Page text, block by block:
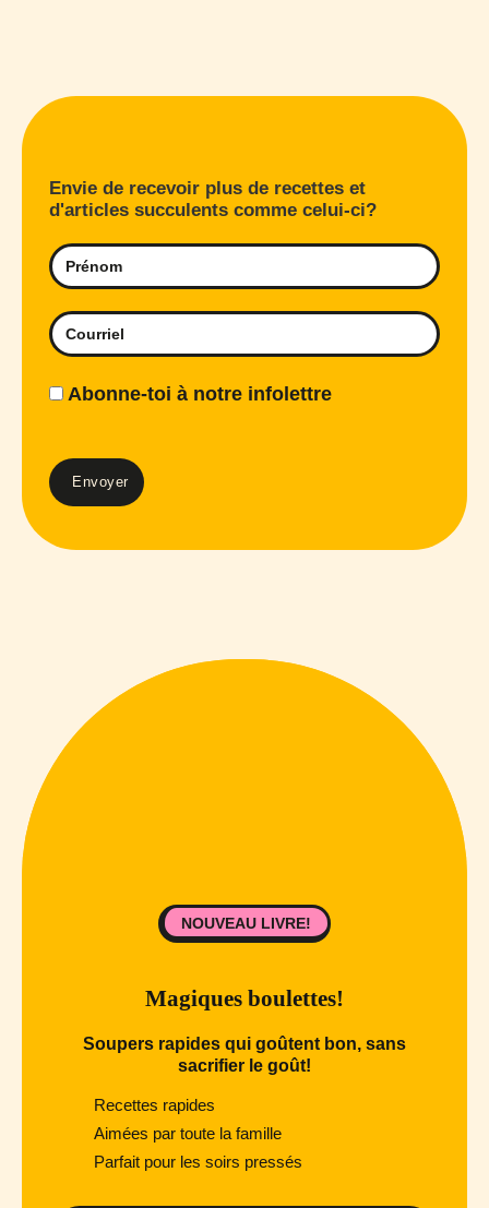
Envie de recevoir plus de recettes et
d'articles succulents comme celui-ci?
Abonne-toi à notre infolettre
Magiques boulettes!
Soupers rapides qui goûtent bon, sans
sacrifier le goût!
Recettes rapides
Aimées par toute la famille
Parfait pour les soirs pressés
NOUVEAU LIVRE!